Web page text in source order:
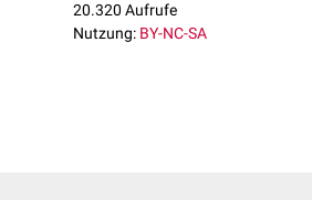
20.320 Aufrufe
Nutzung: BY-NC-SA